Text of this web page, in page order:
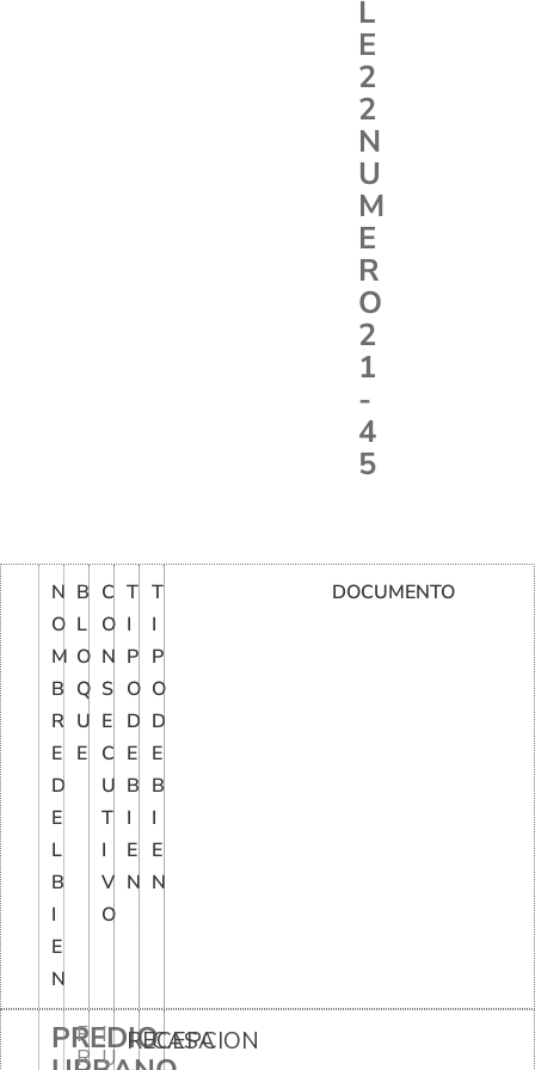
L
E
2
2
N
U
M
E
R
O
2
1
-
4
5
N
O
M
B
R
E
D
E
L
B
I
E
N
B
L
O
Q
U
E
C
O
N
S
E
C
U
T
I
V
O
T
I
P
O
D
E
B
I
E
N
T
I
P
O
D
E
B
I
E
N
DOCUMENTO
PREDIO
F
R
I
U
RECEPCION
CASA